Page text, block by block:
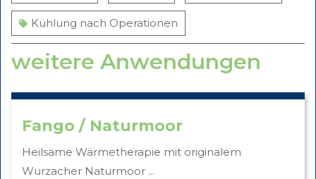
Kühlung nach Operationen
weitere Anwendungen
Fango / Naturmoor
Heilsame Wärmetherapie mit originalem
Wurzacher Naturmoor ...